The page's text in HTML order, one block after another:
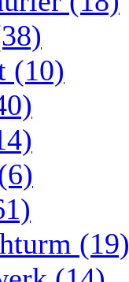
(10)
(19)